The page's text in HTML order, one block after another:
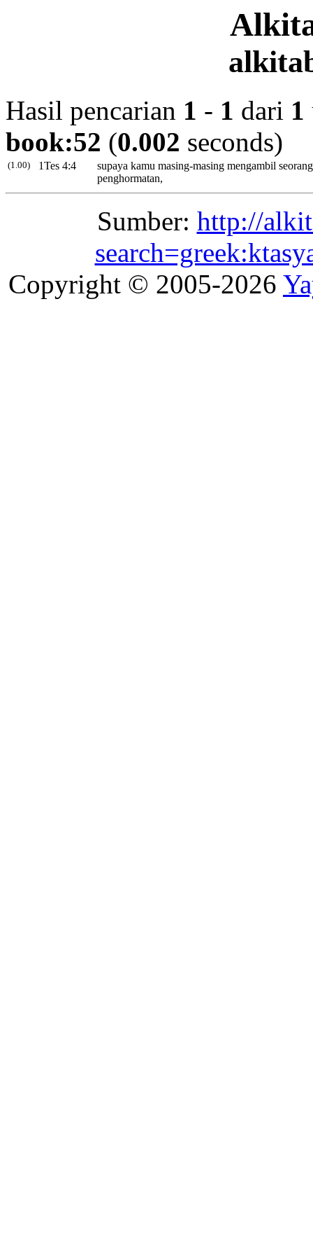
Hasil pencarian 1 - 1 dari 1
book:52 (0.002 seconds)
(1.00) 1Tes 4:4
supaya kamu masing-masing mengambil
penghormatan,
Sumber: http://
Copyright © 2005-2026